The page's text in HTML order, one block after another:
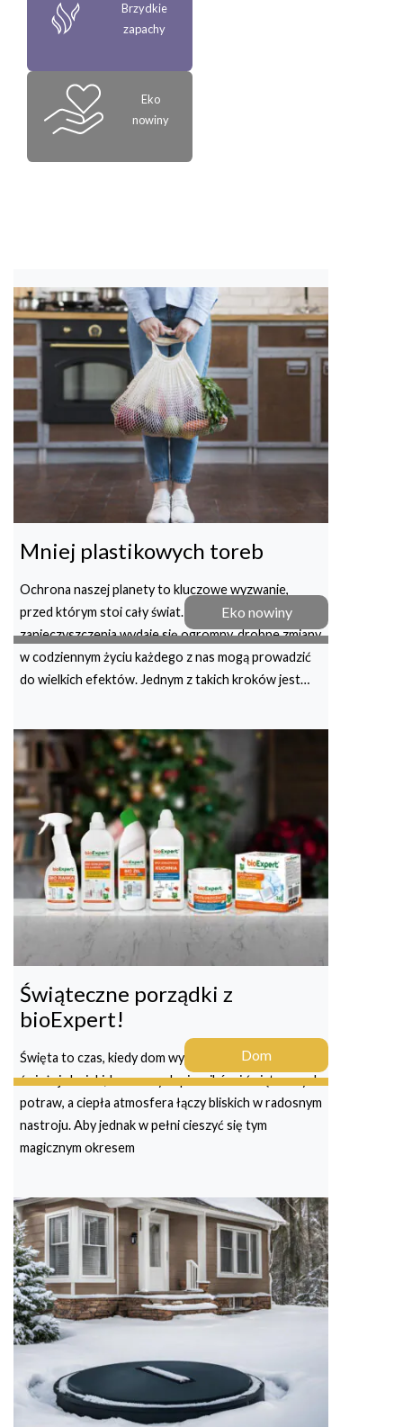
Brzydkie
zapachy
Eko
nowiny
Eko nowiny
Mniej plastikowych toreb
Ochrona naszej planety to kluczowe wyzwanie,
przed którym stoi cały świat. Choć problem
zanieczyszczenia wydaje się ogromny, drobne zmiany
w codziennym życiu każdego z nas mogą prowadzić
do wielkich efektów. Jednym z takich kroków jest…
Dom
Świąteczne porządki z
bioExpert!
Święta to czas, kiedy dom wypełniają aromaty
świeżej choinki, korzennych pierników i świątecznych
potraw, a ciepła atmosfera łączy bliskich w radosnym
nastroju. Aby jednak w pełni cieszyć się tym
magicznym okresem